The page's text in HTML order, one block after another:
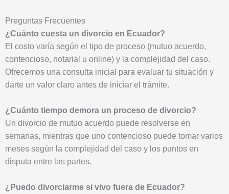
Preguntas Frecuentes
¿Cuánto cuesta un divorcio en Ecuador?
El costo varía según el tipo de proceso (mutuo acuerdo,
contencioso, notarial u online) y la complejidad del caso.
Ofrecemos una consulta inicial para evaluar tu situación y
darte un valor claro antes de iniciar el trámite.
¿Cuánto tiempo demora un proceso de divorcio?
Un divorcio de mutuo acuerdo puede resolverse en
semanas, mientras que uno contencioso puede tomar varios
meses según la complejidad del caso y los puntos en
disputa entre las partes.
¿Puedo divorciarme si vivo fuera de Ecuador?